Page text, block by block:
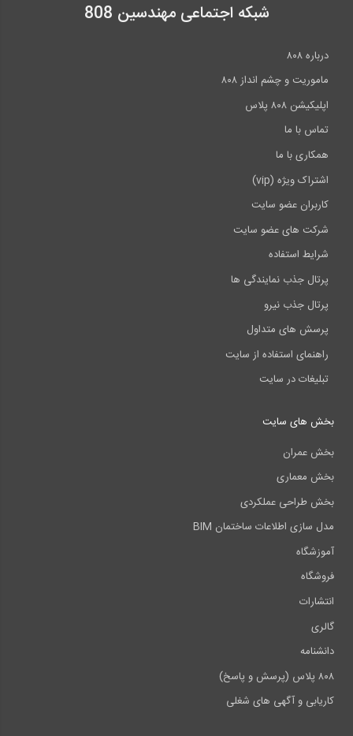
شبکه اجتماعی مهندسین 808
درباره ۸۰۸
ماموریت و چشم انداز ۸۰۸
اپلیکیشن ۸۰۸ پلاس
تماس با ما
همکاری با ما
اشتراک ویژه (vip)
کاربران عضو سایت
شرکت های عضو سایت
شرایط استفاده
پرتال جذب نمایندگی ها
پرتال جذب نیرو
پرسش های متداول
راهنمای استفاده از سایت
تبلیغات در سایت
بخش های سایت
بخش عمران
بخش معماری
بخش طراحی عملکردی
مدل سازی اطلاعات ساختمان BIM
آموزشگاه
فروشگاه
انتشارات
گالری
دانشنامه
۸۰۸ پلاس (پرسش و پاسخ)
کاریابی و آگهی های شغلی